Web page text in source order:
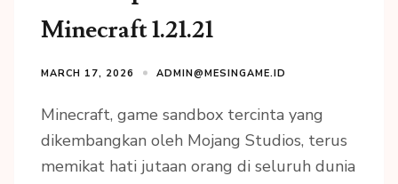
Minecraft 1.21.21
MARCH 17, 2026 ADMIN@MESINGAME.ID
Minecraft, game sandbox tercinta yang
dikembangkan oleh Mojang Studios, terus
memikat hati jutaan orang di seluruh dunia